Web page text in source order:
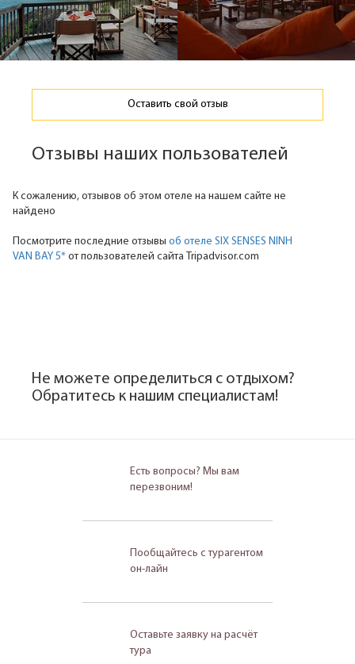
Оставить свой отзыв
Отзывы наших пользователей
К сожалению, отзывов об этом отеле на нашем сайте не
найдено
Посмотрите последние отзывы об отеле SIX SENSES NINH
VAN BAY 5* от пользователей сайта Tripadvisor.com
Не можете определиться с отдыхом?
Обратитесь к нашим специалистам!
Есть вопросы? Мы вам
перезвоним!
Пообщайтесь с турагентом
он-лайн
Оставьте заявку на расчёт
тура